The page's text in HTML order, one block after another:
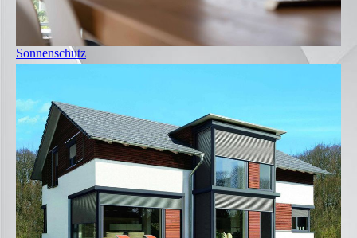
Sonnenschutz